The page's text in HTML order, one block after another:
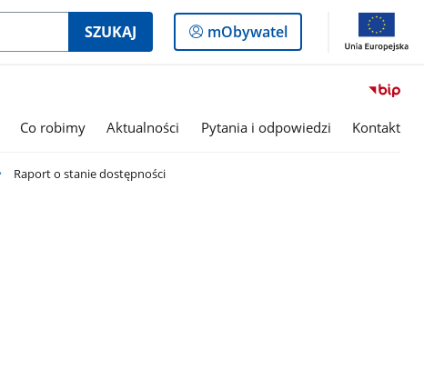
SZUKAJ
Logowanie
do
mObywatel
Co robimy Aktualności Pytania i odpowiedzi Kontakt
Raport o stanie dostępności